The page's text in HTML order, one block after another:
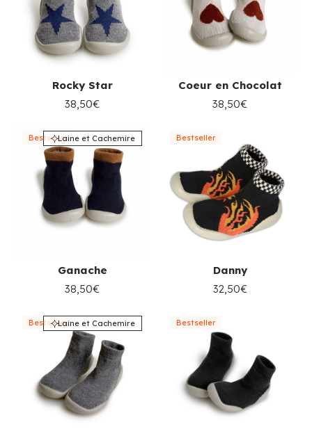
Rocky Star
38,50€
Coeur en Chocolat
38,50€
BestsellerLaine et Cachemire
Ganache
38,50€
Bestseller
Danny
32,50€
BestsellerLaine et Cachemire Bestseller